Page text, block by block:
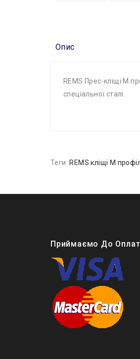
Опис
REMS Прес-кліщі M
спеціальної сталі.
Теги: REMS кліщі M
Приймаємо До